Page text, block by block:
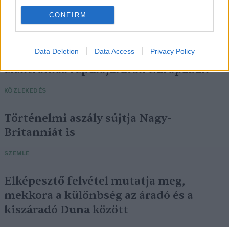
CONFIRM
Data Deletion Data Access Privacy Policy
Négy éven belül valósággá válhatnak az
elektromos repülőjáratok Európában
KÖZLEKEDÉS
Történelmi aszály sújtja Nagy-
Britanniát is
SZEMLE
Elképesztő felvétel mutatja meg,
mekkora a különbség az áradó és a
kiszáradó Duna között